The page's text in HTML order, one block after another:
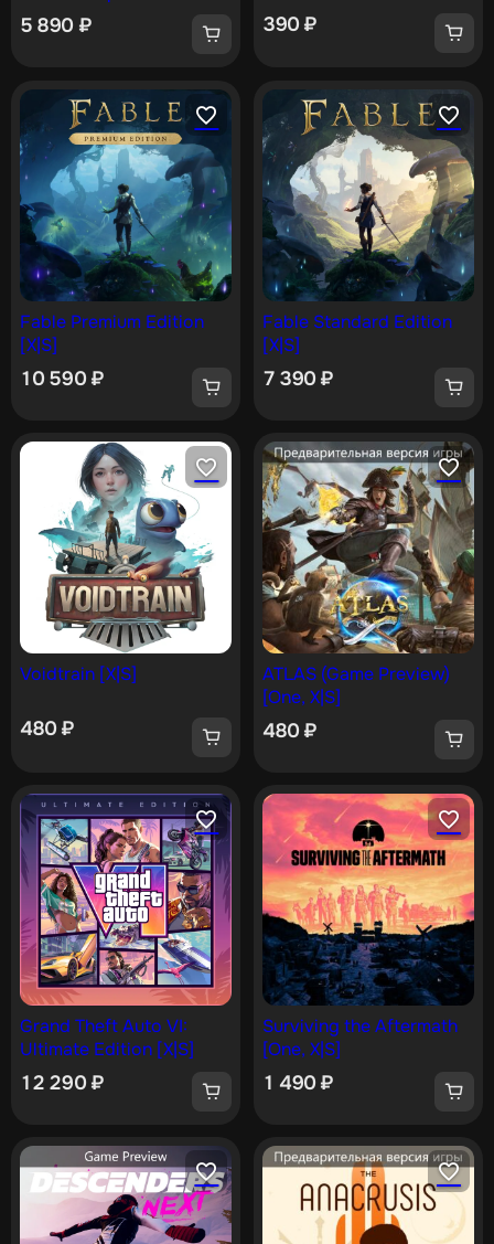
[X|S]
5 890 ₽ 390₽
Fable Premium Edition
[X|S]
10 590₽
Fable Standard Edition
[X|S]
7 390₽
Voidtrain [X|S]
480₽
ATLAS (Game Preview)
[One, X|S]
480₽
Grand Theft Auto VI:
Ultimate Edition [X|S]
12 290₽
Surviving the Aftermath
[One, X|S]
1 490₽